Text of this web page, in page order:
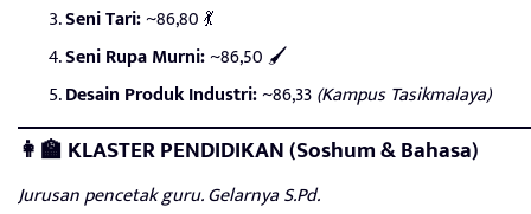
Seni Tari:~86,80 💃
Seni Rupa Murni:~86,50 🖌️
Desain Produk Industri:~86,33(Kampus Tasikmalaya)
👩‍🏫 KLASTER PENDIDIKAN (Soshum & Bahasa)
Jurusan pencetak guru. Gelarnya S.Pd.